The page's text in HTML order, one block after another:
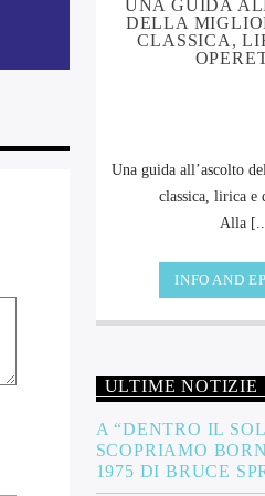
UNA GUIDA
DELLA
CLASSICA,
Una guida all’ascolto
classica, lirica e
Alla
INFO AND
ULTIME NOTIZIE
A “DENTRO IL
SCOPRIAMO
1975 DI BRUCE